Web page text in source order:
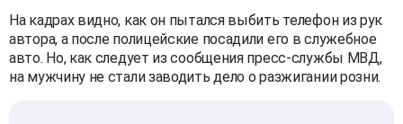
На кадрах видно, как он пытался выбить телефон из рук
автора, а после полицейские посадили его в служебное
авто. Но, как следует из сообщения пресс-службы МВД,
на мужчину не стали заводить дело о разжигании розни.